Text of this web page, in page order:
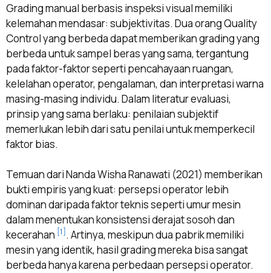
Grading manual berbasis inspeksi visual memiliki
kelemahan mendasar: subjektivitas. Dua orang Quality
Control yang berbeda dapat memberikan grading yang
berbeda untuk sampel beras yang sama, tergantung
pada faktor-faktor seperti pencahayaan ruangan,
kelelahan operator, pengalaman, dan interpretasi warna
masing-masing individu. Dalam literatur evaluasi,
prinsip yang sama berlaku: penilaian subjektif
memerlukan lebih dari satu penilai untuk memperkecil
faktor bias.
Temuan dari Nanda Wisha Ranawati (2021) memberikan
bukti empiris yang kuat: persepsi operator lebih
dominan daripada faktor teknis seperti umur mesin
dalam menentukan konsistensi derajat sosoh dan
kecerahan [1]. Artinya, meskipun dua pabrik memiliki
mesin yang identik, hasil grading mereka bisa sangat
berbeda hanya karena perbedaan persepsi operator.